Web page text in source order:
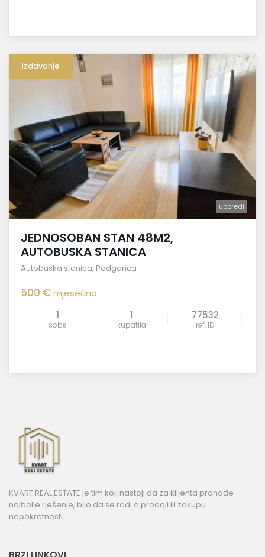
Izdavanje
uporedi
JEDNOSOBAN STAN 48M2,
AUTOBUSKA STANICA
Autobuska stanica, Podgorica
500 €mjesečno
1
sobe
1
kupatila
77532
ref. ID
KVART REAL ESTATE je tim koji nastoji da za klijenta pronađe
najbolje rješenje, bilo da se radi o prodaji ili zakupu
nepokretnosti.